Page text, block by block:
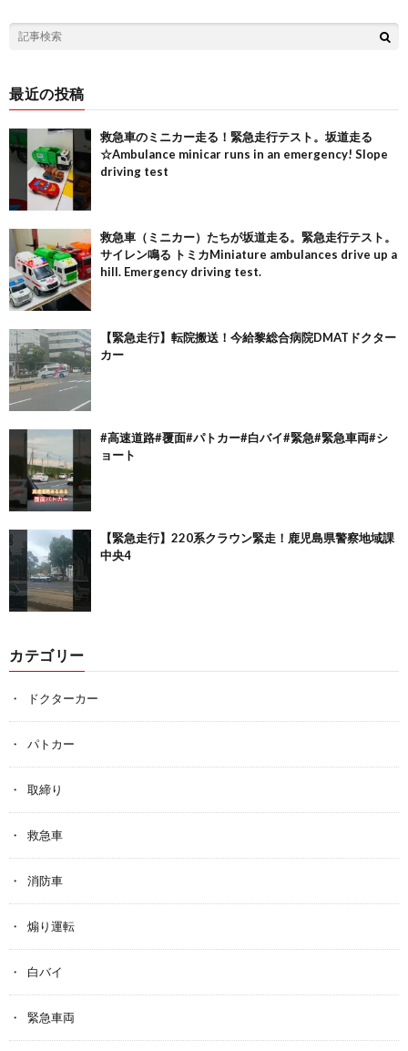
最近の投稿
救急車のミニカー走る！緊急走行テスト。坂道走る
☆Ambulance minicar runs in an emergency! Slope
driving test
救急車（ミニカー）たちが坂道走る。緊急走行テスト。
サイレン鳴る トミカMiniature ambulances drive up a
hill. Emergency driving test.
【緊急走行】転院搬送！今給黎総合病院DMATドクター
カー
#高速道路#覆面#パトカー#白バイ#緊急#緊急車両#シ
ョート
【緊急走行】220系クラウン緊走！鹿児島県警察地域課
中央4
カテゴリー
ドクターカー
パトカー
取締り
救急車
消防車
煽り運転
白バイ
緊急車両